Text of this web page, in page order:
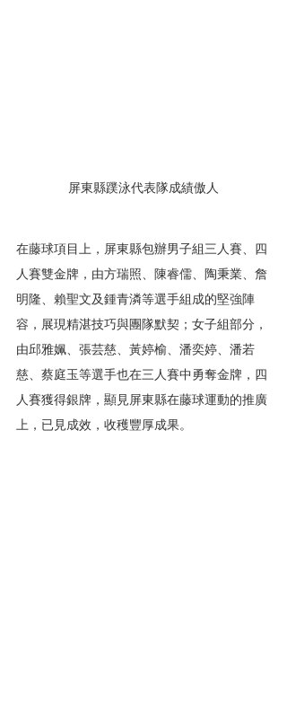
屏東縣蹼泳代表隊成績傲人
在藤球項目上，屏東縣包辦男子組三人賽、四
人賽雙金牌，由方瑞照、陳睿儒、陶秉業、詹
明隆、賴聖文及鍾青潾等選手組成的堅強陣
容，展現精湛技巧與團隊默契；女子組部分，
由邱雅姵、張芸慈、黃婷榆、潘奕婷、潘若
慈、蔡庭玉等選手也在三人賽中勇奪金牌，四
人賽獲得銀牌，顯見屏東縣在藤球運動的推廣
上，已見成效，收穫豐厚成果。